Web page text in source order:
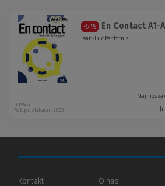
-5 % En Contact
Jean-Luc Penfornis
Najniższa
nowela
Rok publikacji: 2023
Kontakt
O nas